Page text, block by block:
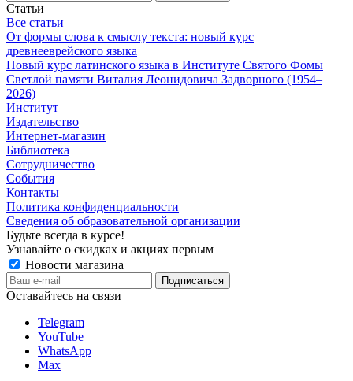
Статьи
Все статьи
От формы слова к смыслу текста: новый курс
древнееврейского языка
Новый курс латинского языка в Институте Святого Фомы
Светлой памяти Виталия Леонидовича Задворного (1954–
2026)
Институт
Издательство
Интернет-магазин
Библиотека
Сотрудничество
События
Контакты
Политика конфиденциальности
Сведения об образовательной организации
Будьте всегда в курсе!
Узнавайте о скидках и акциях первым
Новости магазина
Оставайтесь на связи
Telegram
YouTube
WhatsApp
Max